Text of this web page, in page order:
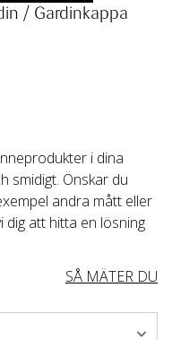
/ Gardinkappa
i dina
smidigt. Önskar du
andra mått eller
dig att hitta en lösning
SÅ MÄTER DU